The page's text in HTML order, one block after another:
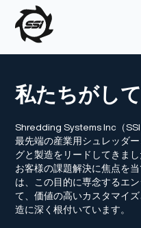
私たちがし
Shredding Systems Inc（
最先端の産業用シュレッダ
グと製造をリードしてきま
お客様の課題解決に焦点を
は、この目的に専念するエ
て、価値の高いカスタマイ
造に深く根付いています。